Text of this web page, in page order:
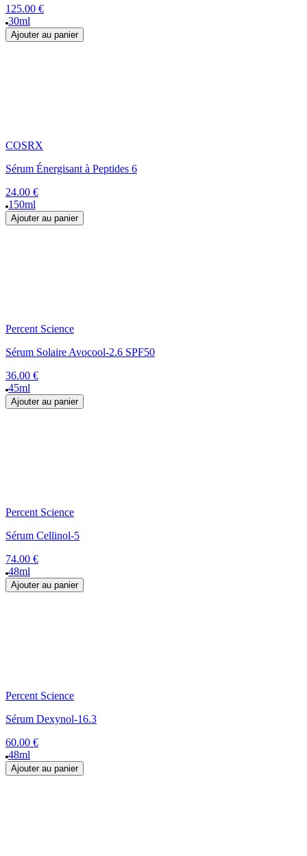
125.00 €
30ml
Ajouter au panier
COSRX
Sérum Énergisant à Peptides 6
24.00 €
150ml
Ajouter au panier
Percent Science
Sérum Solaire Avocool-2.6 SPF50
36.00 €
45ml
Ajouter au panier
Percent Science
Sérum Cellinol-5
74.00 €
48ml
Ajouter au panier
Percent Science
Sérum Dexynol-16.3
60.00 €
48ml
Ajouter au panier